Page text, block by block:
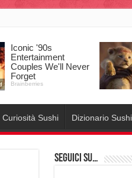
Curiosità Sushi Dizionario Sushi
Seguici su…